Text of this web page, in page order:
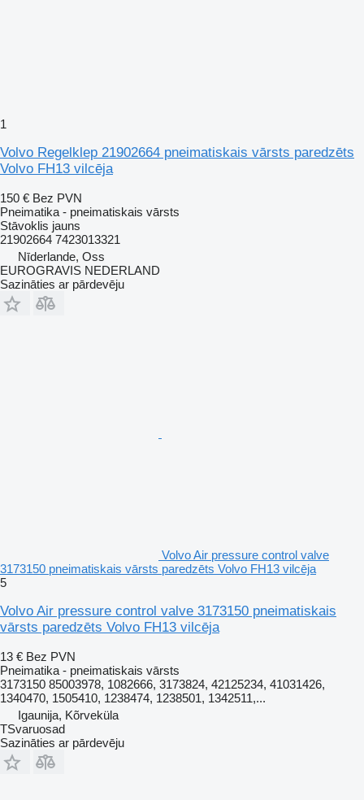
1
Volvo Regelklep 21902664 pneimatiskais vārsts paredzēts
Volvo FH13 vilcēja
150 € Bez PVN
Pneimatika - pneimatiskais vārsts
Stāvoklis jauns
21902664 7423013321
Nīderlande, Oss
EUROGRAVIS NEDERLAND
Sazināties ar pārdevēju
Volvo Air pressure control valve
3173150 pneimatiskais vārsts paredzēts Volvo FH13 vilcēja
5
Volvo Air pressure control valve 3173150 pneimatiskais
vārsts paredzēts Volvo FH13 vilcēja
13 € Bez PVN
Pneimatika - pneimatiskais vārsts
3173150 85003978, 1082666, 3173824, 42125234, 41031426,
1340470, 1505410, 1238474, 1238501, 1342511,...
Igaunija, Kõrveküla
TSvaruosad
Sazināties ar pārdevēju